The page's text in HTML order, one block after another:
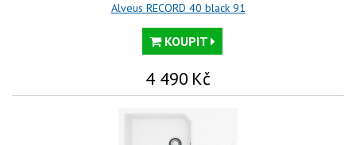
Alveus RECORD 40 black 91
KOUPIT
4 490 Kč